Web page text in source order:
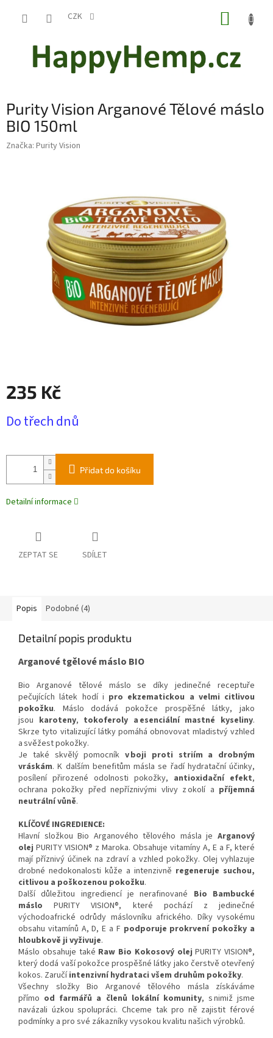
CZK
Purity Vision Arganové Tělové máslo
BIO 150ml
Značka: Purity Vision
235 Kč
cena:
Do třech dnů
Přidat do košíku
Detailní informace
ZEPTAT SE SDÍLET
Popis Podobné (4)
Detailní popis produktu
Arganové tgělové máslo BIO
Bio Arganové tělové máslo se díky jedinečné receptuře
pečujících látek hodí i pro ekzematickou a velmi citlivou
pokožku. Máslo dodává pokožce prospěšné látky, jako
jsou karoteny, tokoferoly a esenciální mastné kyseliny.
Skrze tyto vitalizující látky pomáhá obnovovat mladistvý vzhled
a svěžest pokožky.
Je také skvělý pomocník v boji proti striím a drobným
vráskám. K dalším benefitům másla se řadí hydratační účinky,
posílení přirozené odolnosti pokožky, antioxidační efekt,
ochrana pokožky před nepříznivými vlivy z okolí a příjemná
neutrální vůně.
KLÍČOVÉ INGREDIENCE:
Hlavní složkou Bio Arganového tělového másla je Arganový
olej PURITY VISION® z Maroka. Obsahuje vitamíny A, E a F, které
mají příznivý účinek na zdraví a vzhled pokožky. Olej vyhlazuje
drobné nedokonalosti kůže a intenzivně regeneruje suchou,
citlivou a poškozenou pokožku.
Další důležitou ingrediencí je nerafinované Bio Bambucké
máslo PURITY VISION®, které pochází z jedinečné
východoafrické odrůdy máslovníku afrického. Díky vysokému
obsahu vitamínů A, D, E a F podporuje prokrvení pokožky a
hloubkově ji vyživuje.
Máslo obsahuje také Raw Bio Kokosový olej PURITY VISION®,
který dodá vaší pokožce prospěšné látky jako čerstvě otevřený
kokos. Zaručíintenzivní hydrataci všem druhům pokožky.
Všechny složky Bio Arganové tělového másla získáváme
přímo od farmářů a členů lokální komunity, s nimiž jsme
navázali úzkou spolupráci. Chceme tak pro ně zajistit férové
podmínky a pro své zákazníky vysokou kvalitu našich výrobků.